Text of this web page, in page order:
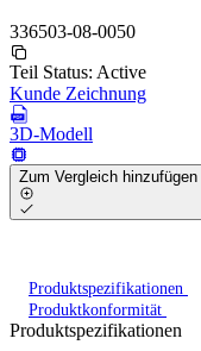
336503-08-0050
Teil Status: Active
Kunde Zeichnung
3D-Modell
Zum Vergleich hinzufügen
Produktspezifikationen
Produktkonformität
Produktspezifikationen